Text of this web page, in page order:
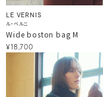
LE VERNIS
ル・ベルニ
Wide boston bag M
¥18,700